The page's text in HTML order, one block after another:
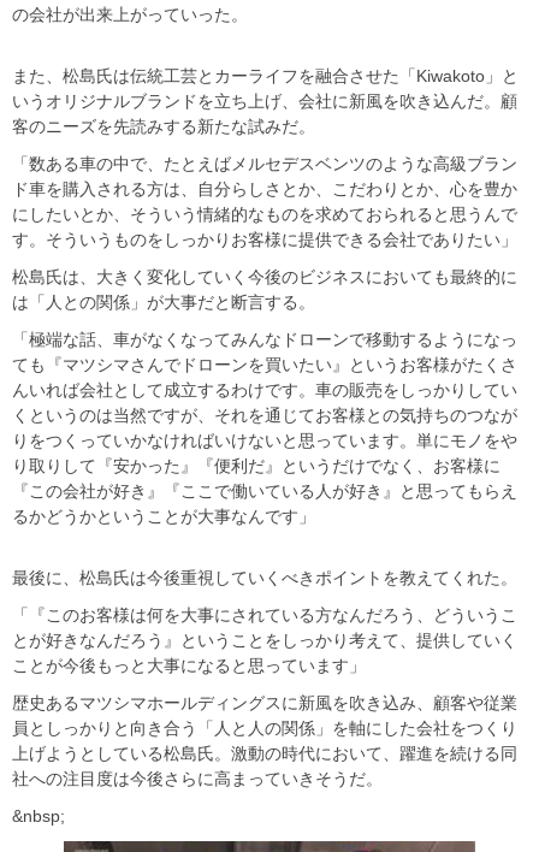
の会社が出来上がっていった。
また、松島氏は伝統工芸とカーライフを融合させた「Kiwakoto」と
いうオリジナルブランドを立ち上げ、会社に新風を吹き込んだ。顧
客のニーズを先読みする新たな試みだ。
「数ある車の中で、たとえばメルセデスベンツのような高級ブラン
ド車を購入される方は、自分らしさとか、こだわりとか、心を豊か
にしたいとか、そういう情緒的なものを求めておられると思うんで
す。そういうものをしっかりお客様に提供できる会社でありたい」
松島氏は、大きく変化していく今後のビジネスにおいても最終的に
は「人との関係」が大事だと断言する。
「極端な話、車がなくなってみんなドローンで移動するようになっ
ても『マツシマさんでドローンを買いたい』というお客様がたくさ
んいれば会社として成立するわけです。車の販売をしっかりしてい
くというのは当然ですが、それを通じてお客様との気持ちのつなが
りをつくっていかなければいけないと思っています。単にモノをや
り取りして『安かった』『便利だ』というだけでなく、お客様に
『この会社が好き』『ここで働いている人が好き』と思ってもらえ
るかどうかということが大事なんです」
最後に、松島氏は今後重視していくべきポイントを教えてくれた。
「『このお客様は何を大事にされている方なんだろう、どういうこ
とが好きなんだろう』ということをしっかり考えて、提供していく
ことが今後もっと大事になると思っています」
歴史あるマツシマホールディングスに新風を吹き込み、顧客や従業
員としっかりと向き合う「人と人の関係」を軸にした会社をつくり
上げようとしている松島氏。激動の時代において、躍進を続ける同
社への注目度は今後さらに高まっていきそうだ。
&nbsp;